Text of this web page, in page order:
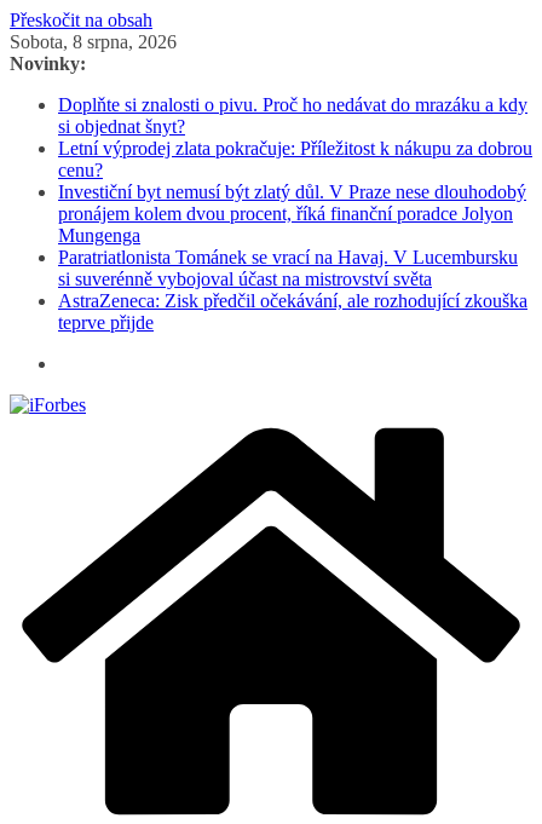
Přeskočit na obsah
Sobota, 8 srpna, 2026
Novinky:
Doplňte si znalosti o pivu. Proč ho nedávat do mrazáku a kdy
si objednat šnyt?
Letní výprodej zlata pokračuje: Příležitost k nákupu za dobrou
cenu?
Investiční byt nemusí být zlatý důl. V Praze nese dlouhodobý
pronájem kolem dvou procent, říká finanční poradce Jolyon
Mungenga
Paratriatlonista Tománek se vrací na Havaj. V Lucembursku
si suverénně vybojoval účast na mistrovství světa
AstraZeneca: Zisk předčil očekávání, ale rozhodující zkouška
teprve přijde